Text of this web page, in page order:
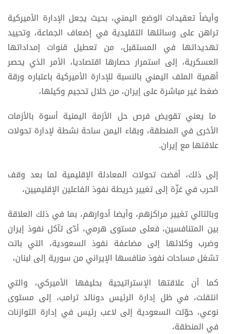
وأيضاً تعقيدات الوضع اليمني، بحيث يجعل الإدارة الأميركية
تراهن على وسائلها التقليدية في إضعاف الجماعة، وتحييد
تهديداتها في المستقبل، من تعطيل قنوات إمداداتها
العسكرية، إلى استمرار حصارها اقتصاديا، الأمر الذي يحصر
أهمية الملف اليمني بالنسبة للإدارة الأميركية باعتباره ورقة
ضغط غير مباشرة على إيران، من خلال تحجيم وكيلها،
ما يعني تقويض فرص حل الأزمة اليمنية أسوة بالأزمات
الأخرى في المنطقة، وبقاء اليمن ساحة نشطة لإدارة تحولات
علاقتها مع إيران.
إلى ذلك، أفضت تحولات المعادلة الإقليمية لما بعد وقف
الحرب في غزّة إلى تغيير خريطة نفوذ الفاعلين الإقليميين،
وبالتالي تغيير مراكزهم، وأيضا أدوارهم، بما في ذلك العلاقة
بين المتنافسين، فعلى مستوى هرمي، أدّى تآكل نفوذ إيران
وضرب وكلائها إلى مضاعفة نفوذ السعودية، التي باتت
تشغل مساحات نفوذ منافسها الإيراني من سورية إلى لبنان،
كما أن علاقتها الإستراتيجية بحليفها الأميركي، والتي
انتقلت، في ظل إدارة الرئيس دونالد ترامب، إلى مستوى
نوعي، حوّلت السعودية إلى لاعب رئيس في إدارة التوازنات
في المنطقة،